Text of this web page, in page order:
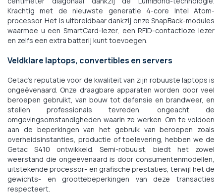
Krachtig met de nieuwste generatie 4-core Intel Atom-
processor. Het is uitbreidbaar dankzij onze SnapBack-modules
waarmee u een SmartCard-lezer, een RFID-contactloze lezer
en zelfs een extra batterij kunt toevoegen.
Veldklare laptops, convertibles en servers
Getac's reputatie voor de kwaliteit van zijn robuuste laptops is
ongeëvenaard. Onze draagbare apparaten worden door veel
beroepen gebruikt, van bouw tot defensie en brandweer, en
stellen professionals tevreden, ongeacht de
omgevingsomstandigheden waarin ze werken. Om te voldoen
aan de beperkingen van het gebruik van beroepen zoals
overheidsinstanties, productie of toelevering, hebben we de
Getac S410 ontwikkeld. Semi-robuust, biedt het zowel
weerstand die ongeëvenaard is door consumentenmodellen,
uitstekende processor- en grafische prestaties, terwijl het de
gewichts- en groottebeperkingen van deze transacties
respecteert.